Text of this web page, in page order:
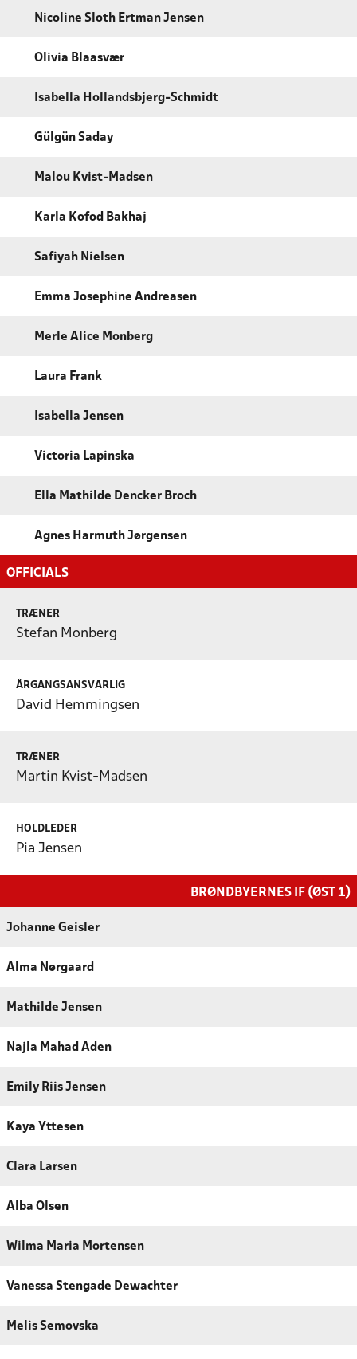
Nicoline Sloth Ertman Jensen
Olivia Blaasvær
Isabella Hollandsbjerg-Schmidt
Gülgün Saday
Malou Kvist-Madsen
Karla Kofod Bakhaj
Safiyah Nielsen
Emma Josephine Andreasen
Merle Alice Monberg
Laura Frank
Isabella Jensen
Victoria Lapinska
Ella Mathilde Dencker Broch
Agnes Harmuth Jørgensen
OFFICIALS
TRÆNER
Stefan Monberg
ÅRGANGSANSVARLIG
David Hemmingsen
TRÆNER
Martin Kvist-Madsen
HOLDLEDER
Pia Jensen
BRØNDBYERNES IF (ØST 1)
Johanne Geisler
Alma Nørgaard
Mathilde Jensen
Najla Mahad Aden
Emily Riis Jensen
Kaya Yttesen
Clara Larsen
Alba Olsen
Wilma Maria Mortensen
Vanessa Stengade Dewachter
Melis Semovska